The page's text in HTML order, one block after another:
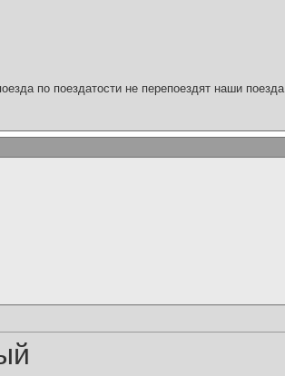
по поездатости не перепоездят наши поезда.